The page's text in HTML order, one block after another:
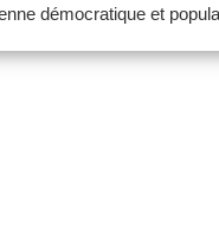
démocratique et